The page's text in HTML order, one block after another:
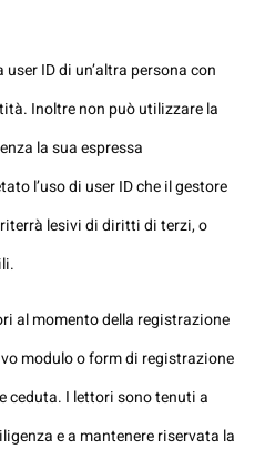
ID di un’altra persona con
Inoltre non può utilizzare la
la sua espressa
l’uso di user ID che il gestore
lesivi di diritti di terzi, o
al momento della registrazione
modulo o form di registrazione
ceduta. I lettori sono tenuti a
e a mantenere riservata la